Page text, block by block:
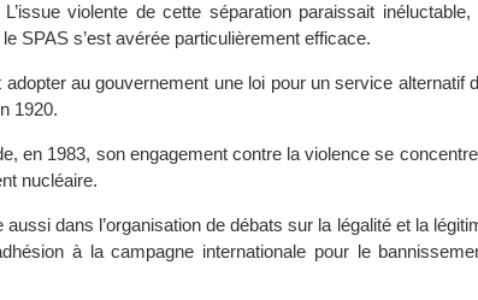
violente de cette séparation paraissait inéluctable,
SPAS s’est avérée particulièrement efficace.
au gouvernement une loi pour un service alternatif
1920.
en 1983, son engagement contre la violence se
nucléaire.
dans l’organisation de débats sur la légalité et la
à la campagne internationale pour le